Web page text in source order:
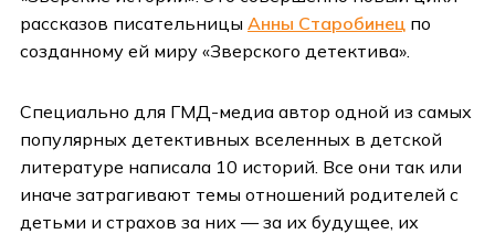
рассказов писательницы Анны Старобинец по
созданному ей миру «Зверского детектива».
Специально для ГМД-медиа автор одной из самых
популярных детективных вселенных в детской
литературе написала 10 историй. Все они так или
иначе затрагивают темы отношений родителей с
детьми и страхов за них — за их будущее, их